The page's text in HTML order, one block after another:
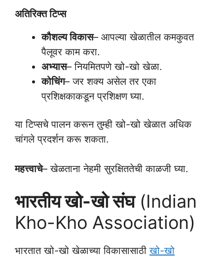
अतिरिक्त टिप्स
कौशल्य विकास– आपल्या खेळातील कमकुवत
पैलूवर काम करा.
अभ्यास– नियमितपणे खो-खो खेळा.
कोचिंग– जर शक्य असेल तर एका
प्रशिक्षकाकडून प्रशिक्षण घ्या.
या टिप्सचे पालन करून तुम्ही खो-खो खेळात अधिक
चांगले प्रदर्शन करू शकता.
महत्त्वाचे– खेळताना नेहमी सुरक्षिततेची काळजी घ्या.
भारतीय खो-खो संघ(Indian
Kho-Kho Association)
भारतात खो-खो खेळाच्या विकासासाठीखो-खो